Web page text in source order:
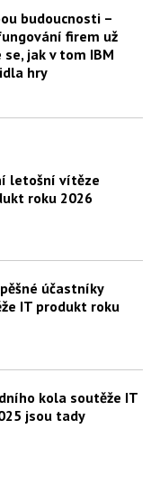
budoucnosti –
firem už
jak v tom IBM
hry
letošní vítěze
roku 2026
účastníky
IT produkt roku
kola soutěže IT
jsou tady